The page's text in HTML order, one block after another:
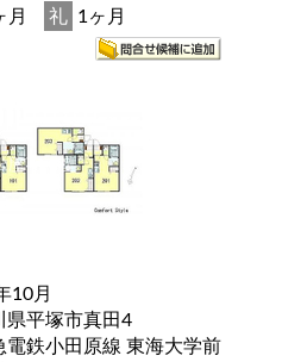
月 礼 1ヶ月
10月
県平塚市真田4
電鉄小田原線 東海大学前